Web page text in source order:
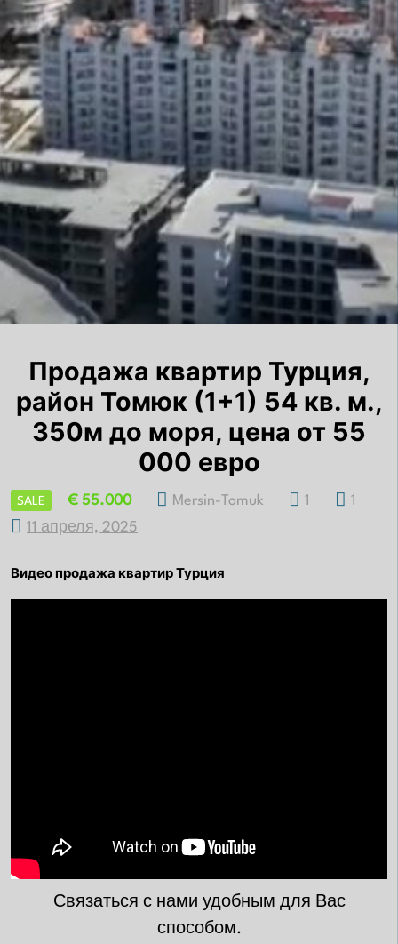
Продажа квартир Турция,
район Томюк (1+1) 54 кв. м.,
350м до моря, цена от 55
000 евро
SALE € 55.000 Mersin-Tomuk 1
1
11 апреля, 2025
Видео продажа квартир Турция
Связаться с нами удобным для Вас
способом.